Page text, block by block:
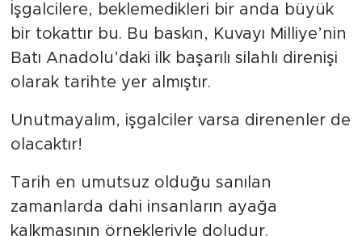
İşgalcilere, beklemedikleri bir anda büyük
bir tokattır bu. Bu baskın, Kuvayı Milliye’nin
Batı Anadolu’daki ilk başarılı silahlı direnişi
olarak tarihte yer almıştır.
Unutmayalım, işgalciler varsa direnenler de
olacaktır!
Tarih en umutsuz olduğu sanılan
zamanlarda dahi insanların ayağa
kalkmasının örnekleriyle doludur.